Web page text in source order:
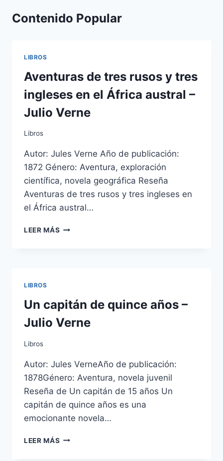
Contenido Popular
LIBROS
Aventuras de tres rusos y tres
ingleses en el África austral –
Julio Verne
Libros
Autor: Jules Verne Año de publicación:
1872 Género: Aventura, exploración
científica, novela geográfica Reseña
Aventuras de tres rusos y tres ingleses en
el África austral…
LEER MÁS AVENTURAS
EN
EL
ÁFRICA
VERNE
LIBROS
Un capitán de quince años –
Julio Verne
Libros
Autor: Jules VerneAño de publicación:
1878Género: Aventura, novela juvenil
Reseña de Un capitán de 15 años Un
capitán de quince años es una
emocionante novela…
LEER MÁS UN